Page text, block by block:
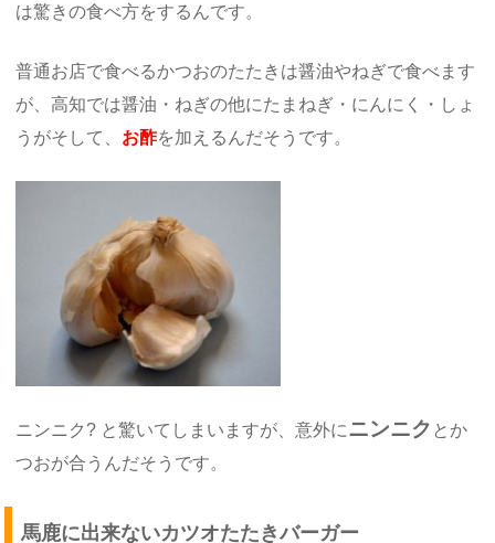
は驚きの食べ方をするんです。
普通お店で食べるかつおのたたきは醤油やねぎで食べます
が、高知では醤油・ねぎの他にたまねぎ・にんにく・しょ
うがそして、 お酢を加えるんだそうです。
ニンニク? と驚いてしまいますが、意外にニンニク とか
つおが合うんだそうです。
馬鹿に出来ないカツオたたきバーガー